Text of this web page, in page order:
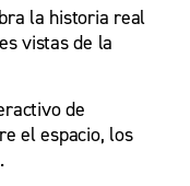
la historia real
vistas de la
de
el espacio, los